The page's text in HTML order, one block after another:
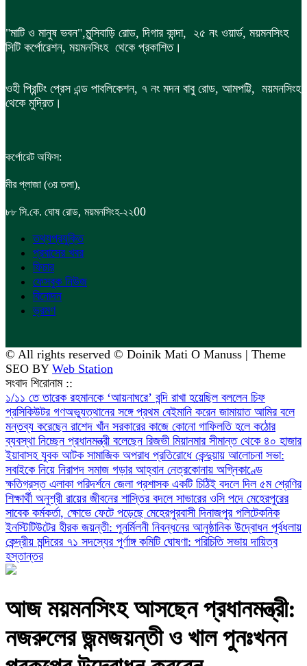
"মাটি ও মানুষ ভবন",মুন্সিবাড়ি রোড, দিগার কান্দা, ২৫ নং ওয়ার্ড, ময়মনসিংহ
সিটি কর্পোরেশন, ময়মনসিংহ থেকে প্রকাশিত।
ওহী প্রিন্টিং প্রেস এন্ড পাবলিকেশন, ৭ নং মদন বাবু রোড, আমপট্টি, ময়মনসিংহ
থেকে মুদ্রিত।
কর্পোরেট অফিস:
মীর প্লাজা (৩য় তলা),
৮৮ সি.কে. ঘোষ রোড, ময়মনসিংহ-২২00
তথ্যপ্রযুক্তি
প্রবাসের খবর
ফিচার
ফেসবুক নিউজ
বিনোদন
ভ্রমণ
© All rights reserved © Doinik Mati O Manuss | Theme
SEO BY Web Station
সংবাদ শিরোনাম ::
১/১১ তে তারেক রহমানকে ‘আয়নাঘরে’ বন্দি রাখা হয়েছিল বললেন চিফ
প্রসিকিউটর গণঅভ্যুত্থানের সঙ্গে প্রথম বেইমানি করেন জামায়াত আমির বলে
মন্তব্য করেছেন রাশেদ খাঁন সরকারের কাজে কোনো গাফিলতি হলে কঠোর
ব্যবস্থা নিচ্ছেন প্রধানমন্ত্রী বলেছেন রিজভী মিয়ানমার সীমান্ত থেকে ৪০ হাজার
ইয়াবাসহ যুবক আটক সামাজিক অপরাধ প্রতিরোধে কেন্দুয়ায় আলোচনা সভা:
সবাইকে নিয়ে নিরাপদ সমাজ গড়ার আহ্বান নেত্রকোনায় অগ্নিকাণ্ডে
ক্ষতিগ্রস্ত এলাকা পরিদর্শনে জেলা প্রশাসক একটি চিঠিই বদলে দিল ৫ম শ্রেণির
শিক্ষার্থী অনুশ্রী রায়ের জীবনের শাস্তির বদলে সাভারের ওসি পদে মেহেরপুরের
সাবেক কর্মকর্তা, ক্ষোভে ফেটে পড়েছে মেহেরপুরবাসী দিনাজপুর পলিটেকনিক
ইনস্টিটিউটের হীরক জয়ন্তী: পুনর্মিলনী নিবন্ধনের আনুষ্ঠানিক উদ্বোধন পূর্বধলায়
কেন্দ্রীয় মন্দিরের ৭১ সদস্যের পূর্ণাঙ্গ কমিটি ঘোষণা: পরিচিতি সভায় দায়িত্ব
হস্তান্তর
আজ ময়মনসিংহ আসছেন প্রধানমন্ত্রী:
নজরুলের জন্মজয়ন্তী ও খাল পুনঃখনন